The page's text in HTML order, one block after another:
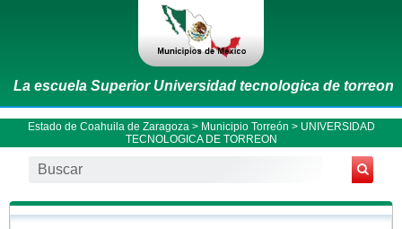
La escuela Superior Universidad tecnologica de torreon
Estado de Coahuila de Zaragoza > Municipio Torreón > UNIVERSIDAD
TECNOLOGICA DE TORREON